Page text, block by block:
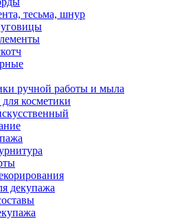
тесьма, шнур
ручной работы и мыла
косметики
декупажа